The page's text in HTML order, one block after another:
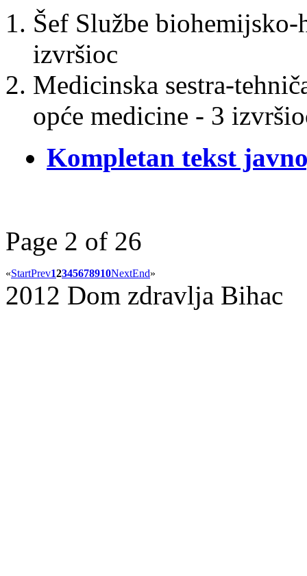
Šef Službe
izvršioc
Medicinska sestra-
opće medicine - 3
Kompletan tekst
Page 2 of 26
«StartPrev12345678910NextEnd»
2012 Dom zdravlja Bihac